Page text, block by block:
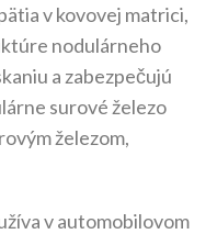
v kovovej matrici,
nodulárneho
a zabezpečujú
surové železo
železom,
v automobilovom